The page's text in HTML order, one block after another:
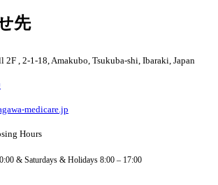
先
2F , 2-1-18, Amakubo, Tsukuba-shi, Ibaraki, Japan
medicare.jp
Hours
& Saturdays & Holidays 8:00 – 17:00